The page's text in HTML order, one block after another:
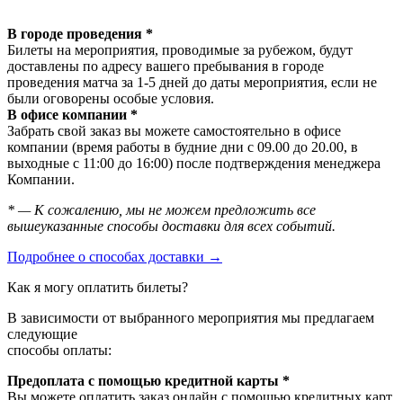
В городе проведения *
Билеты на мероприятия, проводимые за рубежом, будут
доставлены по адресу вашего пребывания в городе
проведения матча за 1-5 дней до даты мероприятия, если не
были оговорены особые условия.
В офисе компании *
Забрать свой заказ вы можете самостоятельно в офисе
компании (время работы в будние дни с 09.00 до 20.00, в
выходные с 11:00 до 16:00) после подтверждения менеджера
Компании.
* — К сожалению, мы не можем предложить все
вышеуказанные способы доставки для всех событий.
Подробнее о способах доставки →
Как я могу оплатить билеты?
В зависимости от выбранного мероприятия мы предлагаем
следующие
способы оплаты:
Предоплата с помощью кредитной карты *
Вы можете оплатить заказ онлайн с помощью кредитных карт